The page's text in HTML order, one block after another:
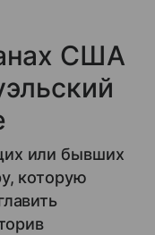
США
или бывших
которую